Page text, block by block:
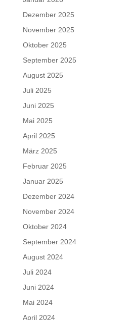
Dezember 2025
November 2025
Oktober 2025
September 2025
August 2025
Juli 2025
Juni 2025
Mai 2025
April 2025
März 2025
Februar 2025
Januar 2025
Dezember 2024
November 2024
Oktober 2024
September 2024
August 2024
Juli 2024
Juni 2024
Mai 2024
April 2024